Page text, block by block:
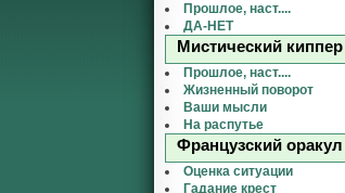
Прошлое, наст....
ДА-НЕТ
Мистический киппер
Прошлое, наст....
Жизненный поворот
Ваши мысли
На распутье
Французский оракул
Оценка ситуации
Гадание крест